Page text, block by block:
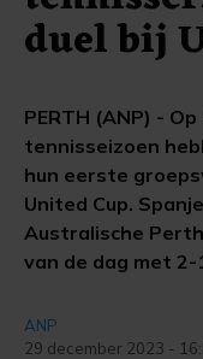
duel bij
PERTH (ANP) -
tennisseizoen
hun eerste
United Cup.
Australische
van de dag met
ANP
29 december 2023 -